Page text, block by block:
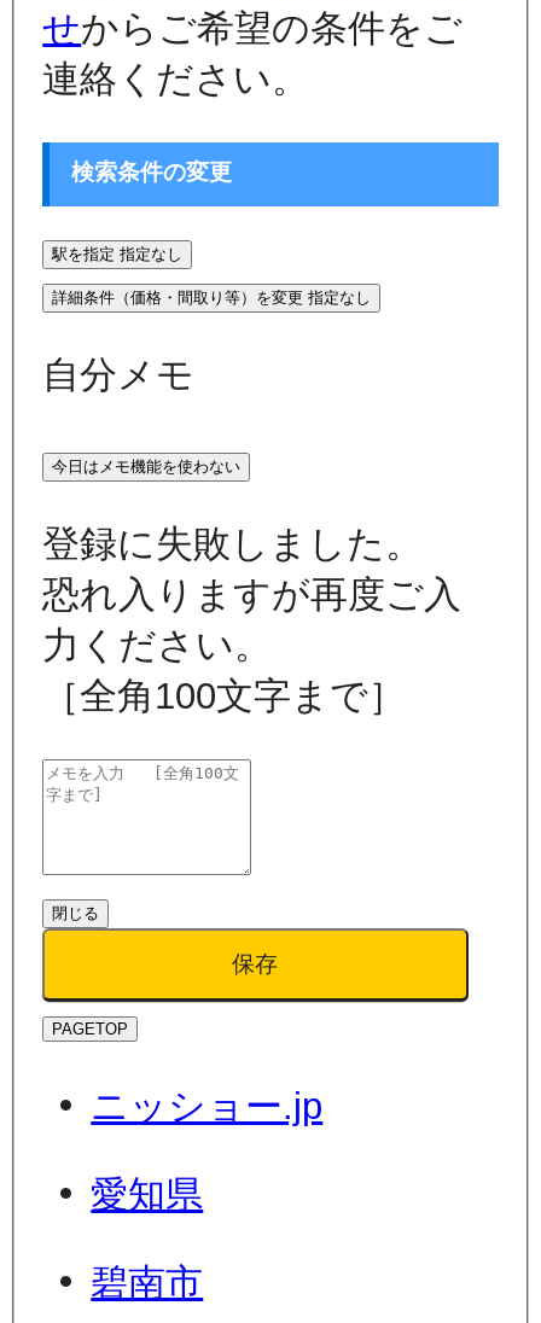
せからご希望の条件をご
連絡ください。
検索条件の変更
駅を指定 指定なし
詳細条件（価格・間取り等）を変更 指定なし
自分メモ
今日はメモ機能を使わない
登録に失敗しました。
恐れ入りますが再度ご入
力ください。
［全角100文字まで］
閉じる
保存
PAGETOP
ニッショー.jp
愛知県
碧南市